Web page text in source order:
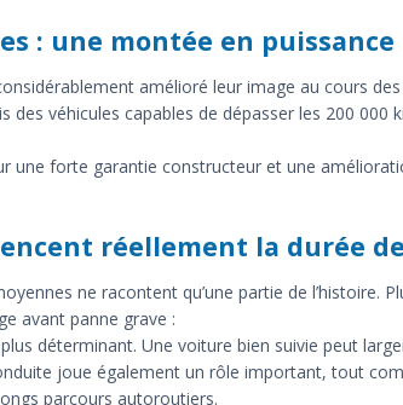
: une montée en puissance
amélioré leur image au cours
des véhicules capables de dépasser les 200 000
une forte garantie constructeur et une
réellement la durée
ne racontent qu’une partie de l’histoire.
avant panne grave :
déterminant. Une voiture bien suivie peut
joue également un rôle important, tout
parcours autoroutiers.